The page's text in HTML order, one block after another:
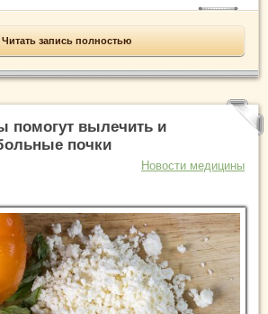
Читать запись полностью
помогут вылечить и
почки
Новости медицины